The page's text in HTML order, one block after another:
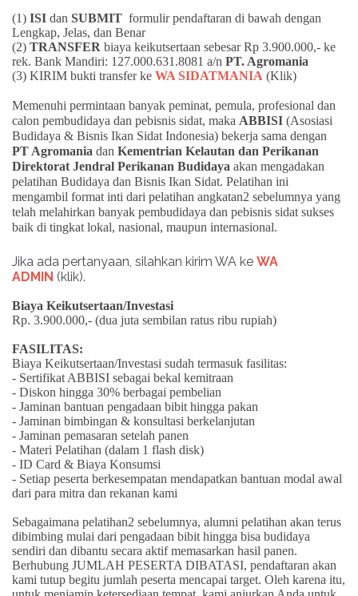
(1) ISI dan SUBMIT formulir pendaftaran di bawah dengan
Lengkap, Jelas, dan Benar
(2) TRANSFER biaya keikutsertaan sebesar Rp 3.900.000,- ke
rek. Bank Mandiri: 127.000.631.8081 a/n PT. Agromania
(3) KIRIM bukti transfer ke WA SIDATMANIA (Klik)
Memenuhi permintaan banyak peminat, pemula, profesional dan
calon pembudidaya dan pebisnis sidat, maka ABBISI (Asosiasi
Budidaya & Bisnis Ikan Sidat Indonesia) bekerja sama dengan
PT Agromania dan Kementrian Kelautan dan Perikanan
Direktorat Jendral Perikanan Budidaya akan mengadakan
pelatihan Budidaya dan Bisnis Ikan Sidat. Pelatihan ini
mengambil format inti dari pelatihan angkatan2 sebelumnya yang
telah melahirkan banyak pembudidaya dan pebisnis sidat sukses
baik di tingkat lokal, nasional, maupun internasional.
Jika ada pertanyaan, silahkan kirim WA ke WA
ADMIN (klik).
Biaya Keikutsertaan/Investasi
Rp. 3.900.000,- (dua juta sembilan ratus ribu rupiah)
FASILITAS:
Biaya Keikutsertaan/Investasi sudah termasuk fasilitas:
- Sertifikat ABBISI sebagai bekal kemitraan
- Diskon hingga 30% berbagai pembelian
- Jaminan bantuan pengadaan bibit hingga pakan
- Jaminan bimbingan & konsultasi berkelanjutan
- Jaminan pemasaran setelah panen
- Materi Pelatihan (dalam 1 flash disk)
- ID Card & Biaya Konsumsi
- Setiap peserta berkesempatan mendapatkan bantuan modal awal
dari para mitra dan rekanan kami
Sebagaimana pelatihan2 sebelumnya, alumni pelatihan akan terus
dibimbing mulai dari pengadaan bibit hingga bisa budidaya
sendiri dan dibantu secara aktif memasarkan hasil panen.
Berhubung JUMLAH PESERTA DIBATASI, pendaftaran akan
kami tutup begitu jumlah peserta mencapai target. Oleh karena itu,